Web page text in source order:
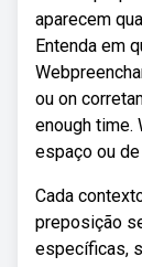
aparecem
Entenda em
ou on
enough time.
espaço ou de
Cada
preposição
específicas,